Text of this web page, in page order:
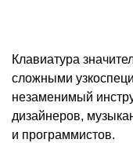
Клавиатура
сложными
незаменимый
дизайнеров,
и программистов.